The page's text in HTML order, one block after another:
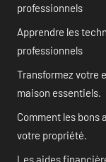
professionnels
Apprendre les
professionnels
Transformez votre
maison essentiels.
Comment les bons
votre propriété.
Les aides